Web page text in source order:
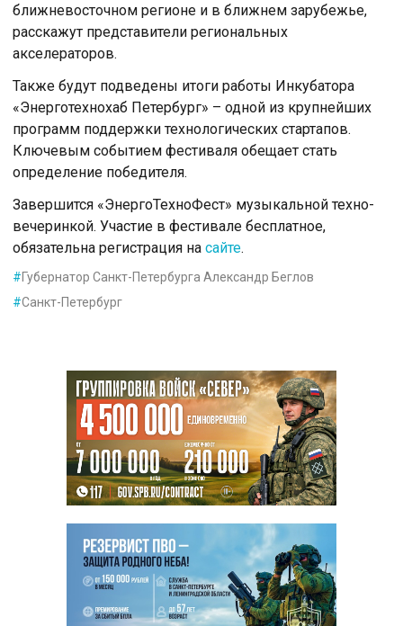
ближневосточном регионе и в ближнем зарубежье,
расскажут представители региональных
акселераторов.
Также будут подведены итоги работы Инкубатора
«Энерготехнохаб Петербург» – одной из крупнейших
программ поддержки технологических стартапов.
Ключевым событием фестиваля обещает стать
определение победителя.
Завершится «ЭнергоТехноФест» музыкальной техно-
вечеринкой. Участие в фестивале бесплатное,
обязательна регистрация на сайте.
#Губернатор Санкт-Петербурга Александр Беглов
#Санкт-Петербург